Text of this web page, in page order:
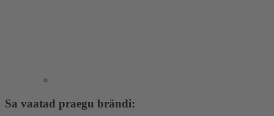
Sa vaatad praegu brändi: